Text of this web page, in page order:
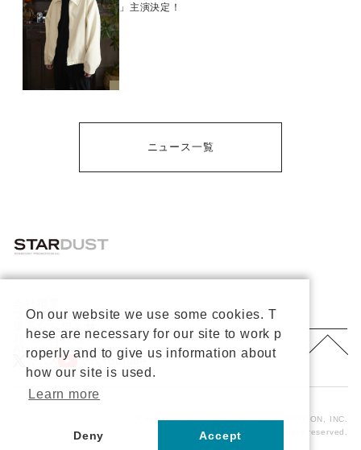
」主演決定！
ニュース一覧
プライバシーポリシー
重要なお知らせ
お問い合わせ
About Us
公式X
公式Youtube
Copyright © 2026 STARDUST PROMOTION, INC.
All rights reserved.
On our website we use some cookies. T
hese are necessary for our site to work p
roperly and to give us information about
how our site is used.
Learn more
Deny Accept